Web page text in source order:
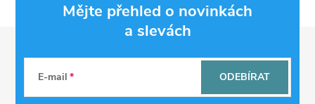
Mějte přehled o novinkách
a slevách
E-mail ODEBÍRAT